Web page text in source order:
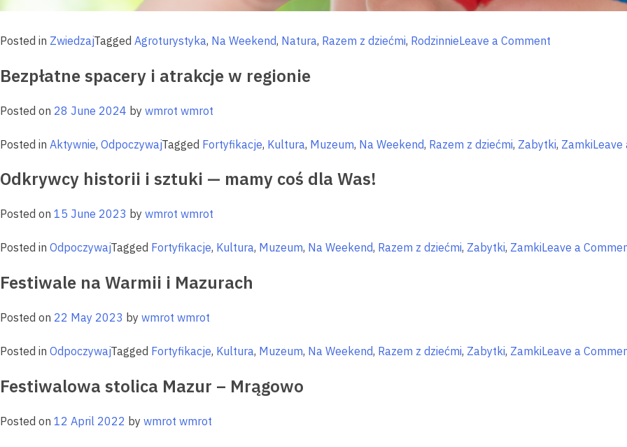
Posted in ZwiedzajTagged Agroturystyka, Na Weekend, Natura, Razem z dziećmi, RodzinnieLeave a Comment
i
Bezpłatne spacery i atrakcje w regionie
Posted on 28 June 2024 by wmrot wmrot
Posted in Aktywnie, OdpoczywajTagged Fortyfikacje, Kultura, Muzeum, Na Weekend, Razem z dziećmi, Zabytki, ZamkiLeave
Odkrywcy historii i sztuki — mamy coś dla Was!
Posted on 15 June 2023 by wmrot wmrot
Posted in OdpoczywajTagged Fortyfikacje, Kultura, Muzeum, Na Weekend, Razem z dziećmi, Zabytki, ZamkiLeave a
Festiwale na Warmii i Mazurach
Posted on 22 May 2023 by wmrot wmrot
Posted in OdpoczywajTagged Fortyfikacje, Kultura, Muzeum, Na Weekend, Razem z dziećmi, Zabytki, ZamkiLeave a
Festiwalowa stolica Mazur – Mrągowo
Posted on 12 April 2022 by wmrot wmrot